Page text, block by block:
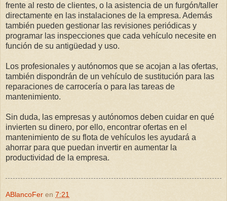
frente al resto de clientes, o la asistencia de un furgón/taller
directamente en las instalaciones de la empresa. Además
también pueden gestionar las revisiones periódicas y
programar las inspecciones que cada vehículo necesite en
función de su antigüedad y uso.
Los profesionales y autónomos que se acojan a las ofertas,
también dispondrán de un vehículo de sustitución para las
reparaciones de carrocería o para las tareas de
mantenimiento.
Sin duda, las empresas y autónomos deben cuidar en qué
invierten su dinero, por ello, encontrar ofertas en el
mantenimiento de su flota de vehículos les ayudará a
ahorrar para que puedan invertir en aumentar la
productividad de la empresa.
ABlancoFer en 7:21